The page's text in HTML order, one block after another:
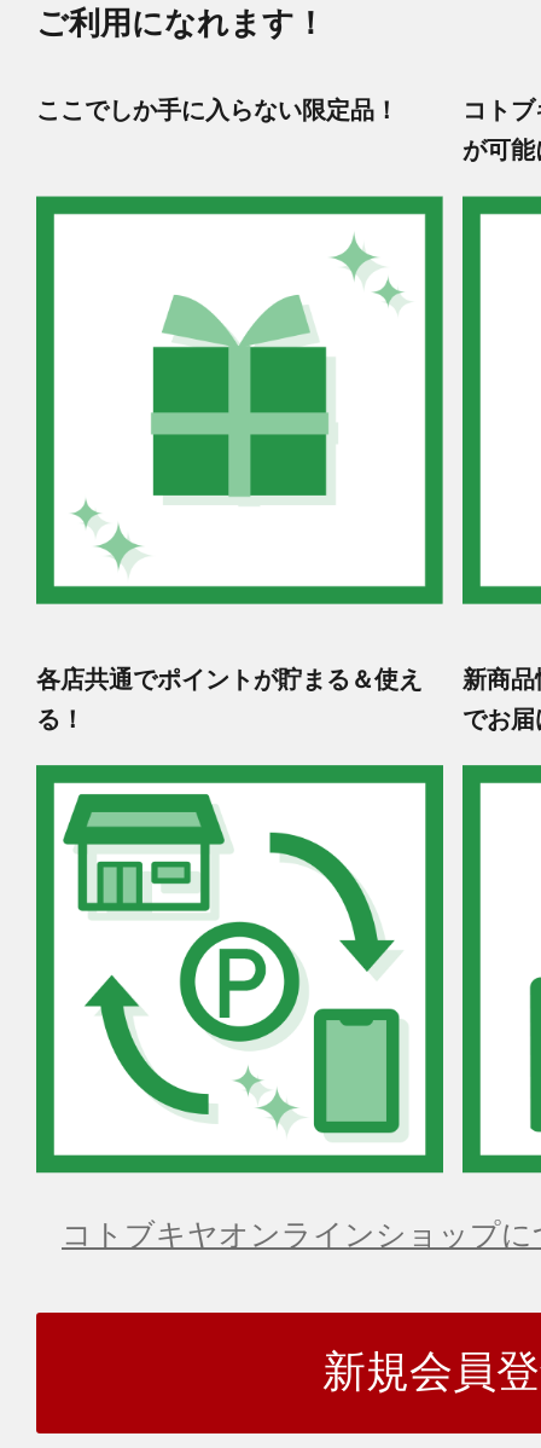
ご利用になれます！
ここでしか手に入らない限定品！
コト
が可能
各店共通でポイントが貯まる＆使え
る！
新商
でお届
コトブキヤオンラインショップ